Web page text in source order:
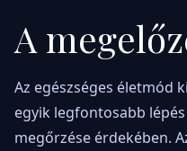
A
Az egészséges életmód
egyik legfontosabb
megőrzése érdekében.